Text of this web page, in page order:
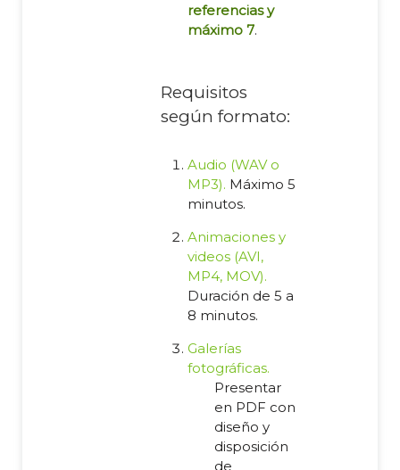
referencias y
máximo 7.
Requisitos
según formato:
Audio (WAV o
MP3). Máximo 5
minutos.
Animaciones y
videos (AVI,
MP4, MOV).
Duración de 5 a
8 minutos.
Galerías
fotográficas.
Presentar
en PDF con
diseño y
disposición
de